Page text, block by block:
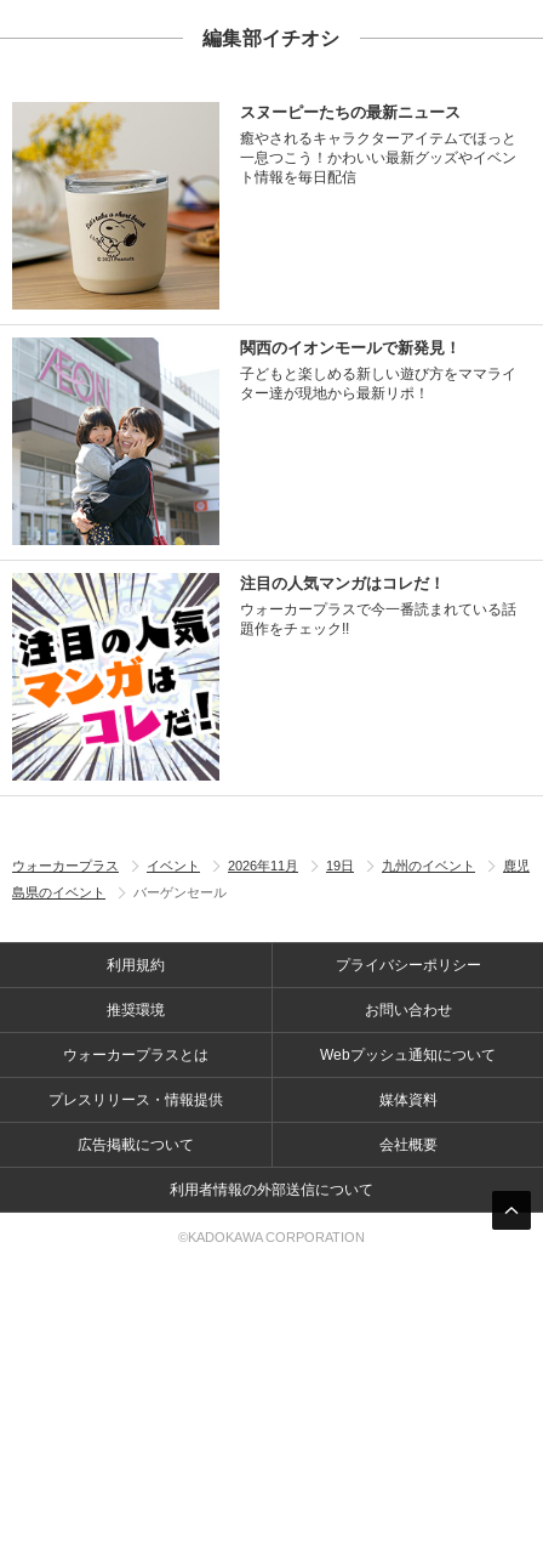
編集部イチオシ
スヌーピーたちの最新ニュース
癒やされるキャラクターアイテムでほっと
一息つこう！かわいい最新グッズやイベン
ト情報を毎日配信
関西のイオンモールで新発見！
子どもと楽しめる新しい遊び方をママライ
ター達が現地から最新リポ！
注目の人気マンガはコレだ！
ウォーカープラスで今一番読まれている話
題作をチェック!!
ウォーカープラス イベント 2026年11月 19日 九州のイベント
鹿児
島県のイベント
バーゲンセール
利用規約 プライバシーポリシー
推奨環境 お問い合わせ
ウォーカープラスとは Webプッシュ通知について
プレスリリース・情報提供 媒体資料
広告掲載について 会社概要
利用者情報の外部送信について
©KADOKAWA CORPORATION